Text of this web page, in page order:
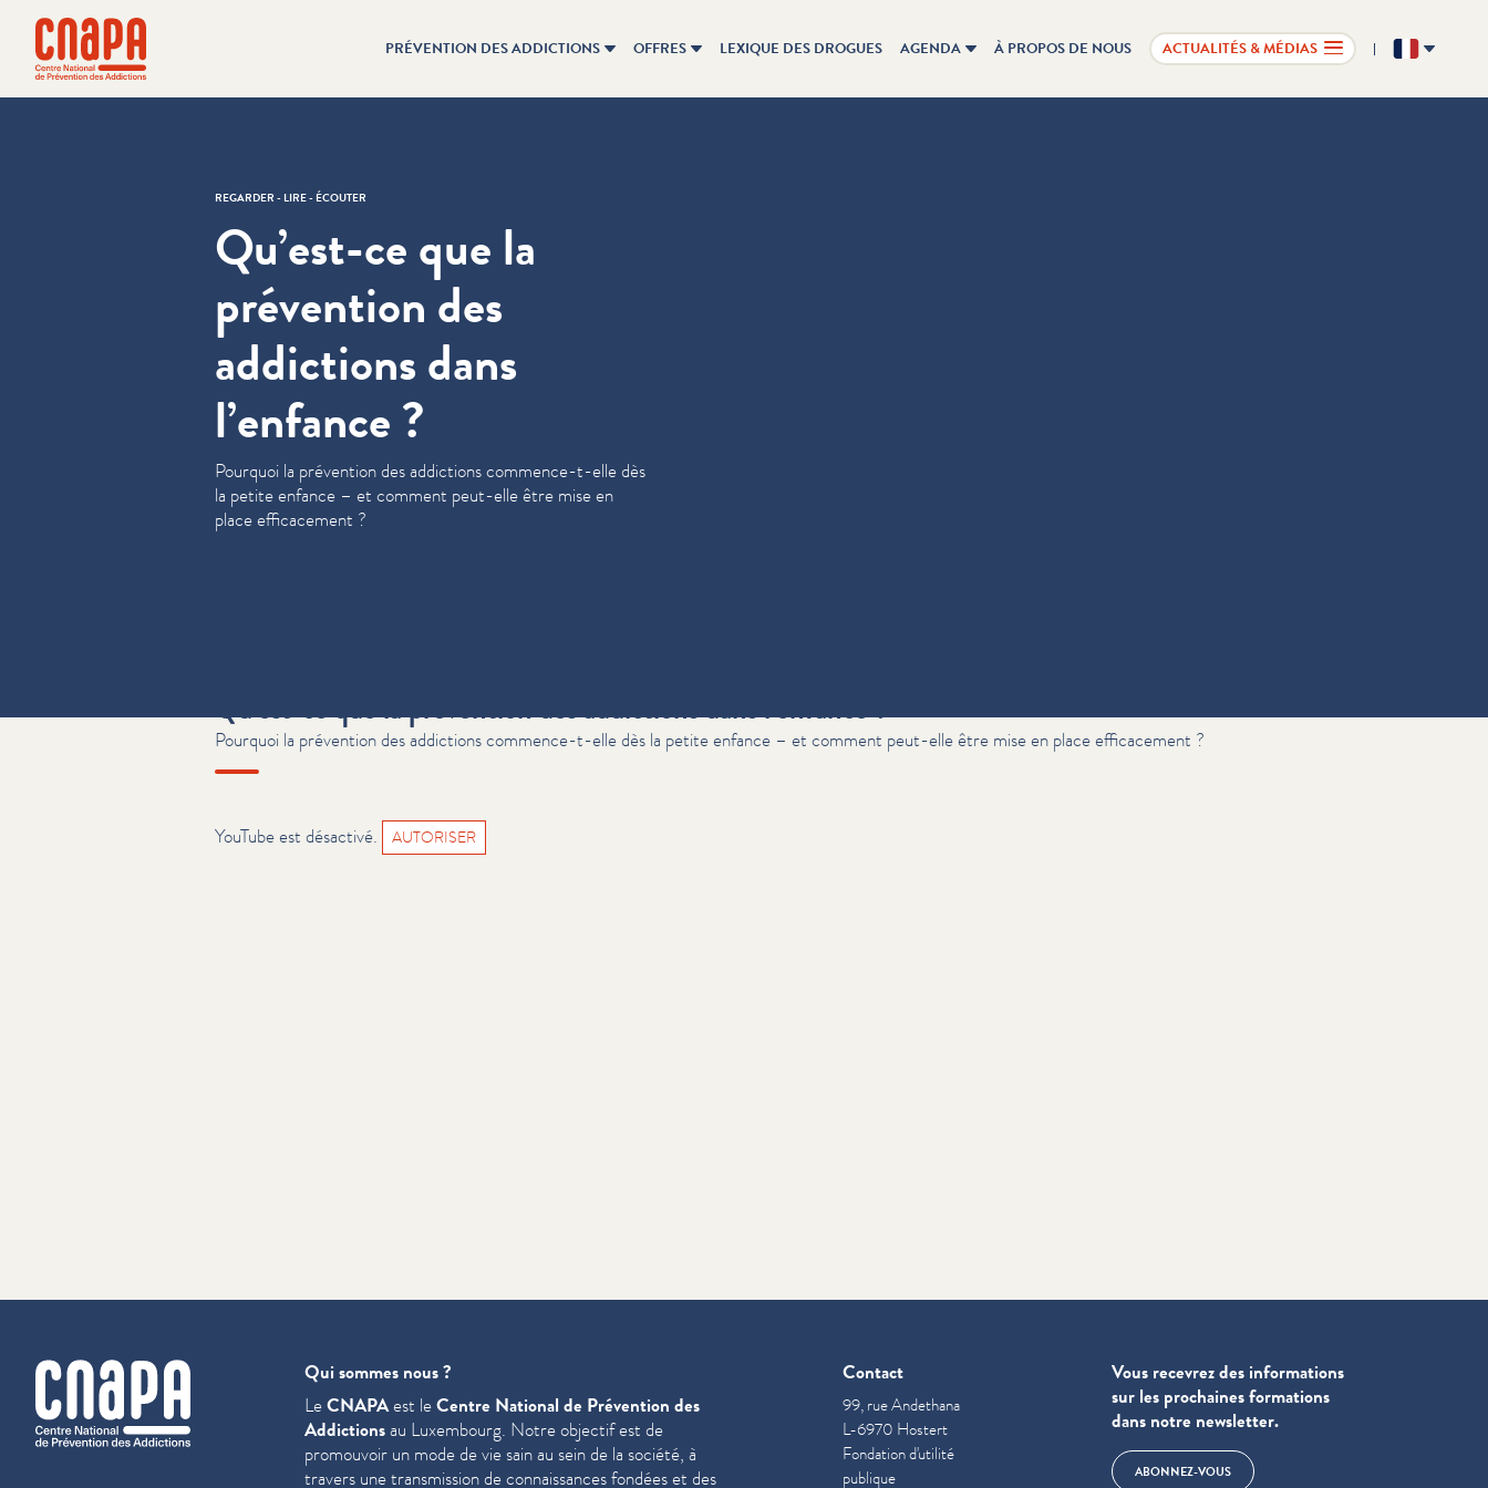
Passer directement au contenu
cnapa
PRÉVENTION DES ADDICTIONS OFFRES LEXIQUE DES DROGUES AGENDA À PROPOS DE NOUS ACTUALITÉS & MÉDIAS FR
REGARDER - LIRE - ÉCOUTER
Qu’est-ce que la
prévention des
addictions dans
l’enfance ?
Pourquoi la prévention des addictions commence-t-elle dès
la petite enfance – et comment peut-elle être mise en
place effi­cace­ment ?
Qu’est-ce que la prévention des addictions dans l’enfance ?
Pourquoi la prévention des addictions commence-t-elle dès la petite enfance – et comment peut-elle être mise en place efficacement ?
YouTube est désactivé. AUTORISER
cnapa
Qui sommes nous ?
LeCNAPAest leCentre National de Prévention des
Addictionsau Luxembourg. Notre objectif est de
promouvoir un mode de vie sain au sein de la société, à
travers une trans­mis­sion de con­nais­sances fondées et des
Contact
99, rue Andethana
L-6970 Hostert
Fondation d'utilité
publique
Vous recevrez des informations
sur les prochaines formations
dans notre newsletter.
ABONNEZ-VOUS
Panneau de gestion des cookies